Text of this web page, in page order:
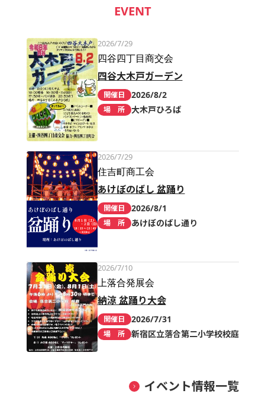
EVENT
2026/7/29
四谷四丁目商交会
四谷大木戸ガーデン
開催日 2026/8/2
場 所 大木戸ひろば
2026/7/29
住吉町商工会
あけぼのばし 盆踊り
開催日 2026/8/1
場 所 あけぼのばし通り
2026/7/10
上落合発展会
納涼 盆踊り大会
開催日 2026/7/31
場 所 新宿区立落合第二小学校校庭
イベント情報一覧